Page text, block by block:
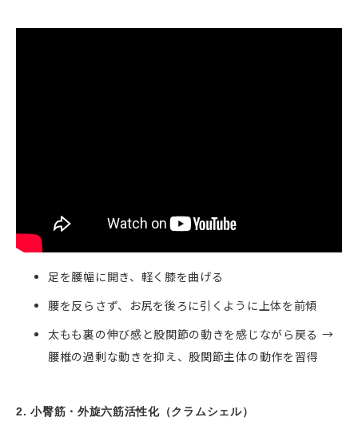
足を腰幅に開き、軽く膝を曲げる
腰を反らさず、お尻を後ろに引くように上体を前傾
太もも裏の伸び感と股関節の動きを感じながら戻る →
腰椎の過剰な動きを抑え、股関節主体の動作を習得
2. 小臀筋・外旋六筋活性化（クラムシェル）